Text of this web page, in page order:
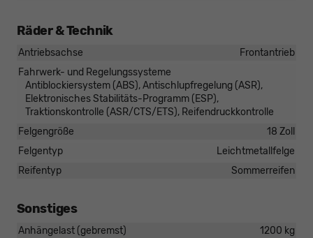
Räder & Technik
Antriebsachse
Frontantrieb
Fahrwerk- und Regelungssysteme
Antiblockiersystem (ABS), Antischlupfregelung (ASR),
Elektronisches Stabilitäts-Programm (ESP),
Traktionskontrolle (ASR/CTS/ETS), Reifendruckkontrolle
Felgengröße
18 Zoll
Felgentyp
Leichtmetallfelge
Reifentyp
Sommerreifen
Sonstiges
Anhängelast (gebremst)
1200 kg